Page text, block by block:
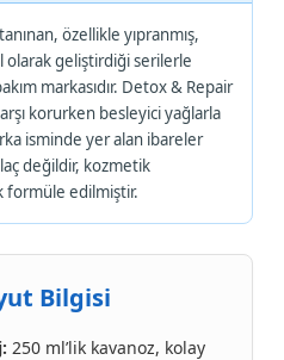
özellikle yıpranmış,
olarak geliştirdiği serilerle
markasıdır. Detox & Repair
korurken besleyici yağlarla
isminde yer alan ibareler
değildir, kozmetik
formüle edilmiştir.
Bilgisi
250 ml’lik kavanoz, kolay